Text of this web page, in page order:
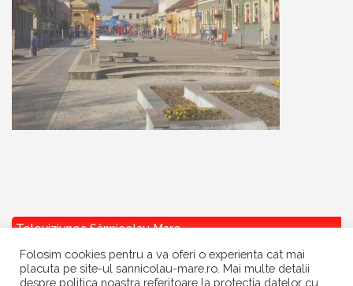
Televiziunea Sânnicolau Mare
Folosim cookies pentru a va oferi o experienta cat mai
placuta pe site-ul sannicolau-mare.ro. Mai multe detalii
despre politica noastra referitoare la protectia datelor cu